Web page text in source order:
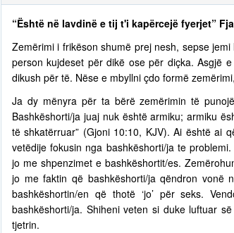
“Është në lavdinë e tij t'i kapërcejë fyerjet”
Zemërimi i frikëson shumë prej nesh, sepse
person kujdeset për dikë ose për diçka. Asgjë
dikush për të. Nëse e mbyllni çdo formë
Ja dy mënyra për ta bërë zemërimin të
Bashkëshorti/ja juaj nuk është armiku; armiku
të shkatërruar” (Gjoni 10:10, KJV). Ai është ai
vetëdije fokusin nga bashkëshorti/ja te
jo me shpenzimet e bashkëshortit/es.
jo me faktin që bashkëshorti/ja qëndron vonë
bashkëshortin/en që thotë ‘jo’ për seks.
bashkëshorti/ja. Shiheni veten si duke luftuar
tjetrin.